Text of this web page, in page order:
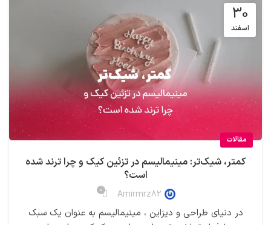
30
اسفند
مقالات
کمتر، شیک‌تر: مینیمالیسم در تزئین کیک و چرا ترند شده
است؟
Amirmrz82
0
در دنیای طراحی و دیزاین ، مینیمالیسم به عنوان یک سبک